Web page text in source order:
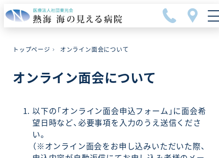
メ
イ
トップページ オンライン面会について
オンライン面会について
以下の「オンライン面会申込フォーム」に面会希
望日時など、必要事項を入力のうえ送信くださ
い。
（※オンライン面会をお申し込みいただいた際、